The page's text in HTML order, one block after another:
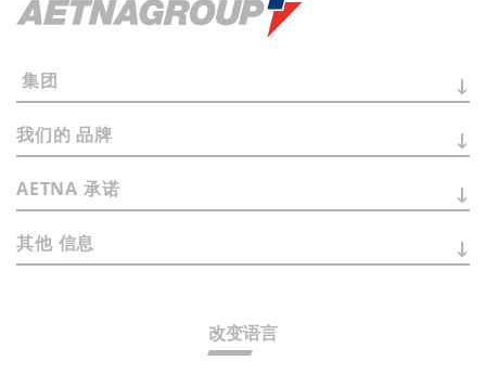
改变语言
集团
我们的 品牌
AETNA 承诺
其他 信息